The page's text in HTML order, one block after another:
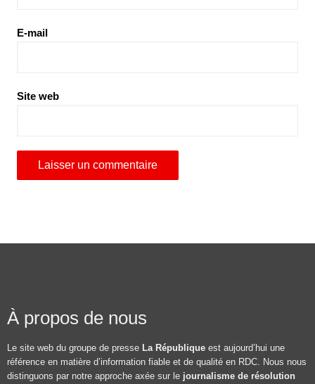
E-mail
Site web
À propos de nous
Le site web du groupe de presse La République est aujourd’hui une
référence en matière d’information fiable et de qualité en RDC. Nous nous
distinguons par notre approche axée sur le journalisme de résolution